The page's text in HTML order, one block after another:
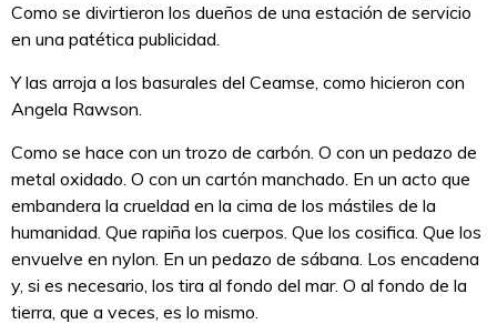
Como se divirtieron los dueños de una estación de servicio
en una patética publicidad.
Y las arroja a los basurales del Ceamse, como hicieron con
Angela Rawson.
Como se hace con un trozo de carbón. O con un pedazo de
metal oxidado. O con un cartón manchado. En un acto que
embandera la crueldad en la cima de los mástiles de la
humanidad. Que rapiña los cuerpos. Que los cosifica. Que los
envuelve en nylon. En un pedazo de sábana. Los encadena
y, si es necesario, los tira al fondo del mar. O al fondo de la
tierra, que a veces, es lo mismo.